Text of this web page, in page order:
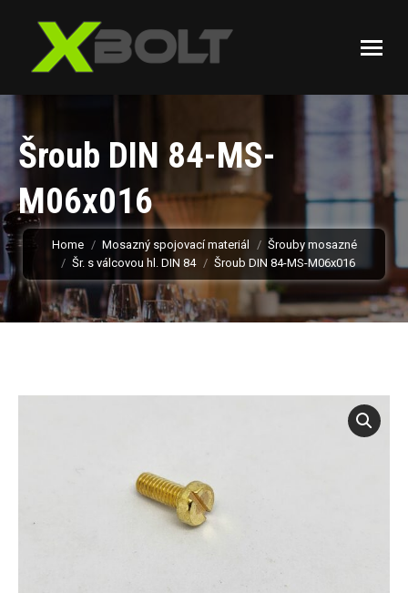
Šroub DIN 84-MS-
M06x016
You are here:
Home Mosazný spojovací materiál
Šrouby mosazné
Šr. s válcovou hl. DIN 84
Šroub DIN 84-MS-M06x016